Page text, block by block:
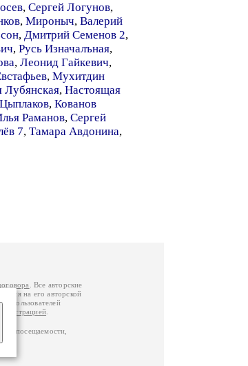
, Сергей Логунов,
, Мироныч, Валерий
, Дмитрий Семенов 2,
, Русь Изначалъная,
, Леонид Гайкевич,
, Мухитдин
Лубянская, Настоящая
, Кованов
Раманов, Сергей
7, Тамара Авдонина,
. Все авторские
на его авторской
пользователей
посещаемости,